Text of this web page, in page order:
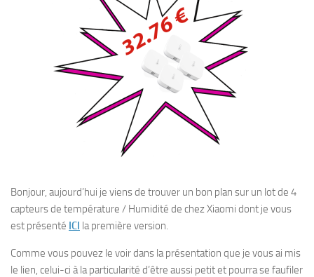
Bonjour, aujourd’hui je viens de trouver un bon plan sur un lot de 4
capteurs de température / Humidité de chez Xiaomi dont je vous
est présenté ICI la première version.
Comme vous pouvez le voir dans la présentation que je vous ai mis
le lien, celui-ci à la particularité d’être aussi petit et pourra se faufiler